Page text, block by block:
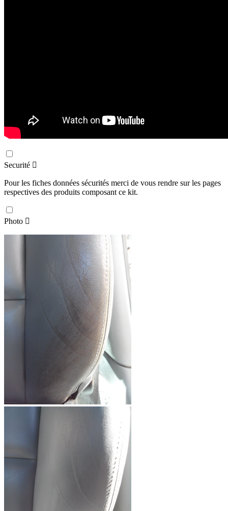
Securité 
Pour les fiches données sécurités merci de vous rendre sur les pages
respectives des produits composant ce kit.
Photo 